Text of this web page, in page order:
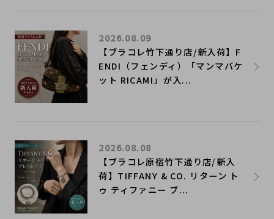
【ブラコレ竹下通り店/新入荷】F
ENDI（フェンディ）「マンマバケ
ット RICAMI」が入...
2026.08.09
【ブラコレ原宿竹下通り店/新入
荷】TIFFANY & CO. リターン ト
ゥ ティファニー ブ...
2026.08.08